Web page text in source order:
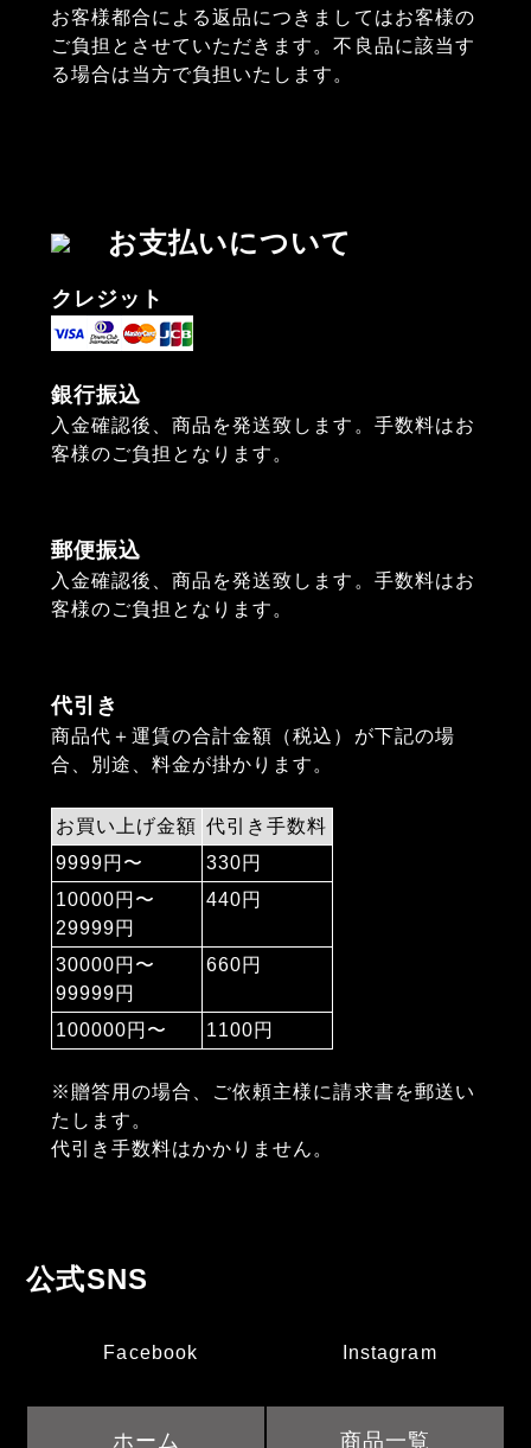
お客様都合による返品につきましてはお客様の
ご負担とさせていただきます。不良品に該当す
る場合は当方で負担いたします。
お支払いについて
クレジット
銀行振込
入金確認後、商品を発送致します。手数料はお
客様のご負担となります。
郵便振込
入金確認後、商品を発送致します。手数料はお
客様のご負担となります。
代引き
商品代＋運賃の合計金額（税込）が下記の場
合、別途、料金が掛かります。
お買い上げ金額 代引き手数料
9999円〜
330円
10000円〜
29999円
440円
30000円〜
99999円
660円
100000円〜 1100円
※贈答用の場合、ご依頼主様に請求書を郵送い
たします。
代引き手数料はかかりません。
公式SNS
Facebook Instagram
ホーム 商品一覧